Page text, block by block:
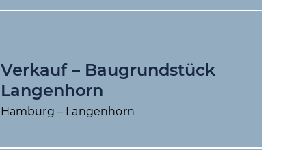
Verkauf – Baugrundstück
Langenhorn
Hamburg – Langenhorn